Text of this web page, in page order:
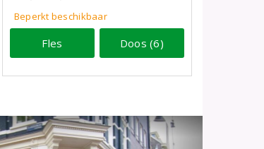
Beperkt beschikbaar
Fles Doos (6)